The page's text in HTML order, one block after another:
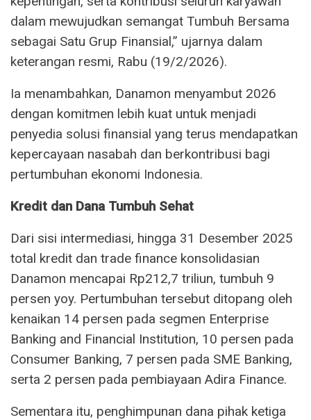
dalam mewujudkan semangat Tumbuh Bersama
sebagai Satu Grup Finansial,” ujarnya dalam
keterangan resmi, Rabu (19/2/2026).
Ia menambahkan, Danamon menyambut 2026
dengan komitmen lebih kuat untuk menjadi
penyedia solusi finansial yang terus mendapatkan
kepercayaan nasabah dan berkontribusi bagi
pertumbuhan ekonomi Indonesia.
Kredit dan Dana Tumbuh Sehat
Dari sisi intermediasi, hingga 31 Desember 2025
total kredit dan trade finance konsolidasian
Danamon mencapai Rp212,7 triliun, tumbuh 9
persen yoy. Pertumbuhan tersebut ditopang oleh
kenaikan 14 persen pada segmen Enterprise
Banking and Financial Institution, 10 persen pada
Consumer Banking, 7 persen pada SME Banking,
serta 2 persen pada pembiayaan Adira Finance.
Sementara itu, penghimpunan dana pihak ketiga